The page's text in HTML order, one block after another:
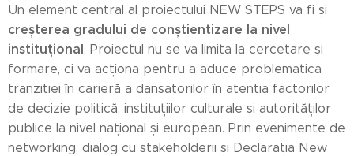
Un element central al proiectului NEW STEPS va fi și
creșterea gradului de conștientizare la nivel
instituțional. Proiectul nu se va limita la cercetare și
formare, ci va acționa pentru a aduce problematica
tranziției în carieră a dansatorilor în atenția factorilor
de decizie politică, instituțiilor culturale și autorităților
publice la nivel național și european. Prin evenimente de
networking, dialog cu stakeholderii și Declarația New